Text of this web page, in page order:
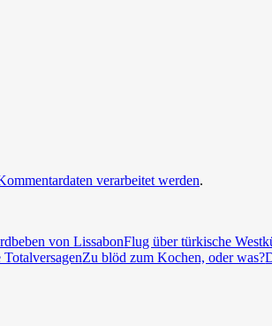
verarbeitet werden.
von LissabonFlug über türkische
Zu blöd zum Kochen, oder was?